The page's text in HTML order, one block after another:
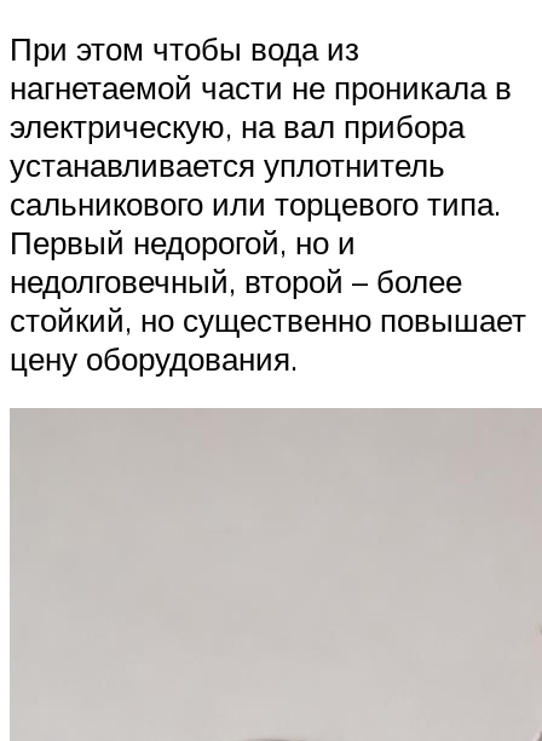
При этом чтобы вода из
нагнетаемой части не проникала в
электрическую, на вал прибора
устанавливается уплотнитель
сальникового или торцевого типа.
Первый недорогой, но и
недолговечный, второй – более
стойкий, но существенно повышает
цену оборудования.